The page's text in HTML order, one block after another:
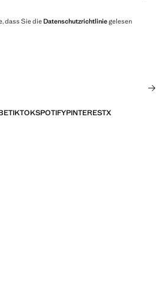
dass Sie dieDatenschutzrichtliniegelesen
TIKTOKSPOTIFYPINTERESTX